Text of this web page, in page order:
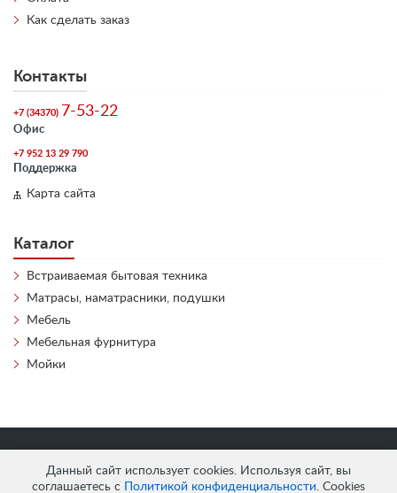
Данный сайт использует cookies. Используя сайт, вы
соглашаетесь с
Политикой конфиденциальности. Cookies
Как сделать заказ
Контакты
+7 (34370) 7-53-22
Офис
+7 952 13 29 790
Поддержка
Карта сайта
Каталог
Встраиваемая бытовая техника
Матрасы, наматрасники, подушки
Мебель
Мебельная фурнитура
Мойки